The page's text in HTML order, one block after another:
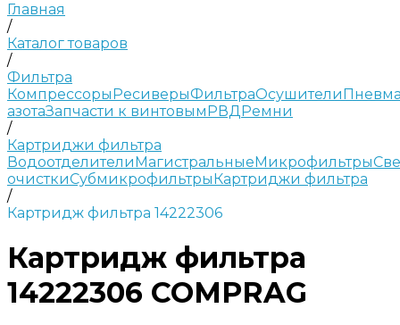
Главная
/
Каталог товаров
/
Фильтра
КомпрессорыРесиверыФильтраОсушители
азотаЗапчасти к винтовымРВДРемни
/
Картриджи фильтра
ВодоотделителиМагистральныеМикрофильтры
очисткиСубмикрофильтрыКартриджи фильтра
/
Картридж фильтра 14222306
Картридж фильтра
14222306 COMPRAG